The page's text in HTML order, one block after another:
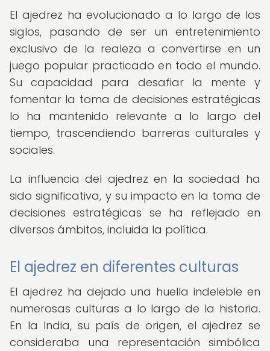
El ajedrez ha evolucionado a lo largo de los
siglos, pasando de ser un entretenimiento
exclusivo de la realeza a convertirse en un
juego popular practicado en todo el mundo.
Su capacidad para desafiar la mente y
fomentar la toma de decisiones estratégicas
lo ha mantenido relevante a lo largo del
tiempo, trascendiendo barreras culturales y
sociales.
La influencia del ajedrez en la sociedad ha
sido significativa, y su impacto en la toma de
decisiones estratégicas se ha reflejado en
diversos ámbitos, incluida la política.
El ajedrez en diferentes culturas
El ajedrez ha dejado una huella indeleble en
numerosas culturas a lo largo de la historia.
En la India, su país de origen, el ajedrez se
consideraba una representación simbólica